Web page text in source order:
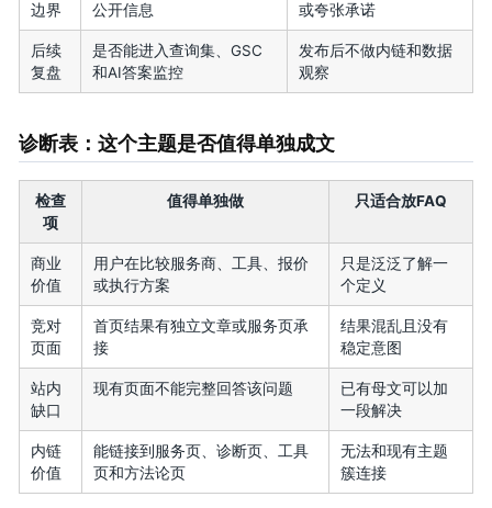
边界
公开信息
或夸张承诺
后续
复盘
是否能进入查询集、GSC
和AI答案监控
发布后不做内链和数据
观察
诊断表：这个主题是否值得单独成文
检查
项
值得单独做 只适合放FAQ
商业
价值
用户在比较服务商、工具、报价
或执行方案
只是泛泛了解一
个定义
竞对
页面
首页结果有独立文章或服务页承
接
结果混乱且没有
稳定意图
站内
缺口
现有页面不能完整回答该问题
已有母文可以加
一段解决
内链
价值
能链接到服务页、诊断页、工具
页和方法论页
无法和现有主题
簇连接